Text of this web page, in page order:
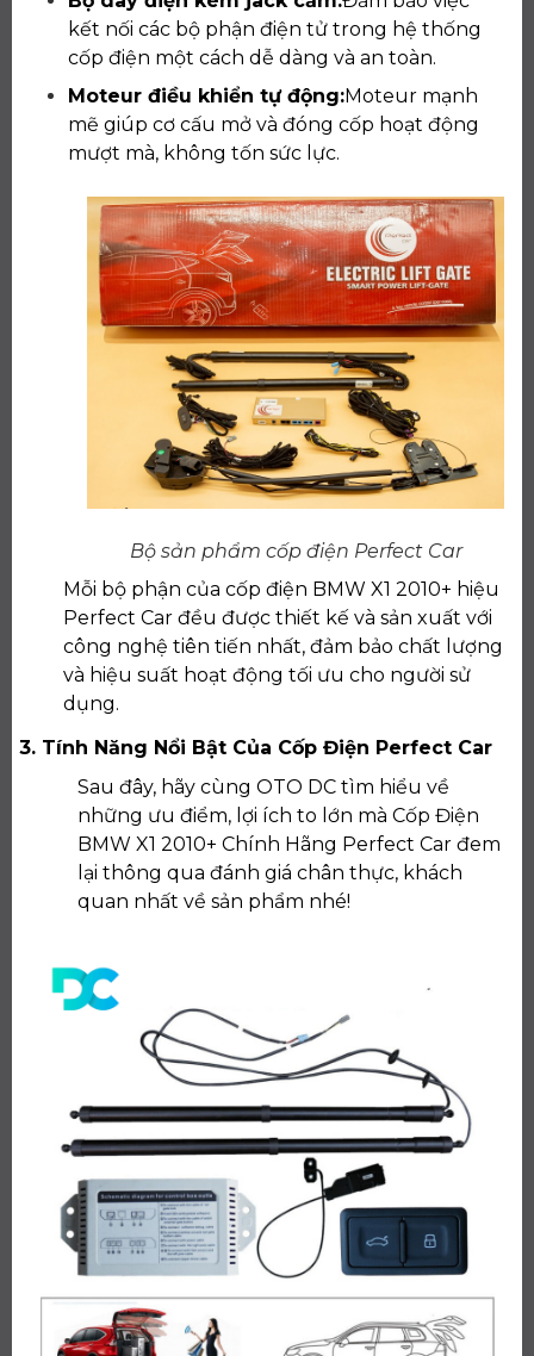
kết nối các bộ phận điện tử trong hệ thống
cốp điện một cách dễ dàng và an toàn.
Moteur điều khiển tự động:Moteur mạnh
mẽ giúp cơ cấu mở và đóng cốp hoạt động
mượt mà, không tốn sức lực.
Bộ sản phẩm cốp điện Perfect Car
Mỗi bộ phận của cốp điện BMW X1 2010+ hiệu
Perfect Car đều được thiết kế và sản xuất với
công nghệ tiên tiến nhất, đảm bảo chất lượng
và hiệu suất hoạt động tối ưu cho người sử
dụng.
3. Tính Năng Nổi Bật Của Cốp Điện Perfect Car
Sau đây, hãy cùng OTO DC tìm hiểu về
những ưu điểm, lợi ích to lớn mà Cốp Điện
BMW X1 2010+ Chính Hãng Perfect Car đem
lại thông qua đánh giá chân thực, khách
quan nhất về sản phẩm nhé!